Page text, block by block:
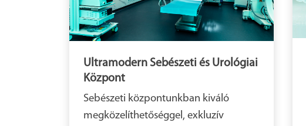
Ultramodern Sebészeti és Urológiai
Központ
Sebészeti központunkban kiváló
megközelíthetőséggel, exkluzív